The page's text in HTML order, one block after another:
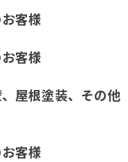
客様
客様
屋根塗装、その他
客様